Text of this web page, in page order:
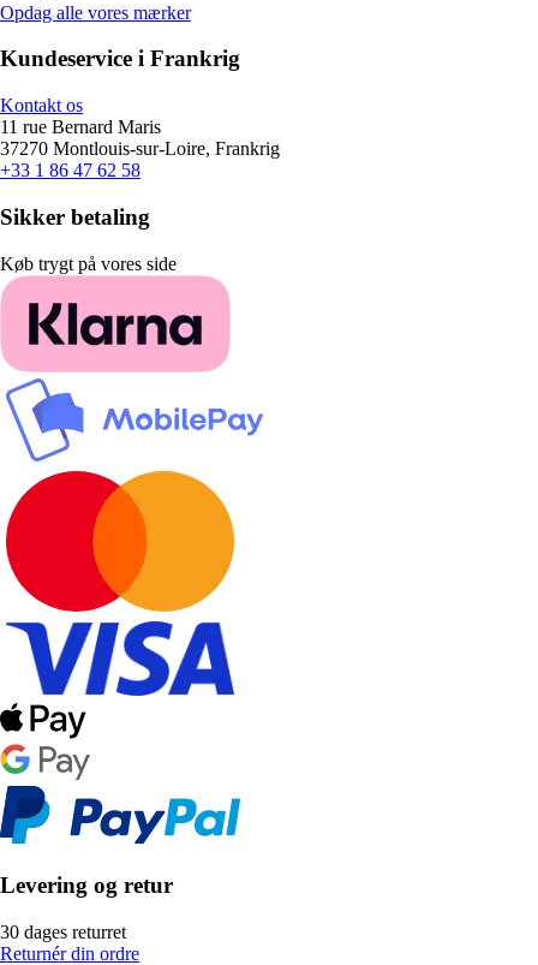
Opdag alle vores mærker
Kundeservice i Frankrig
Kontakt os
11 rue Bernard Maris
37270 Montlouis-sur-Loire, Frankrig
+33 1 86 47 62 58
Sikker betaling
Køb trygt på vores side
Levering og retur
30 dages returret
Returnér din ordre